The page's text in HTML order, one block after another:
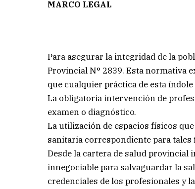
MARCO LEGAL
Para asegurar la integridad de la
Provincial N° 2839. Esta normativa
que cualquier práctica de esta
La obligatoria intervención de
examen o diagnóstico.
La utilización de espacios físicos
sanitaria correspondiente para tales
Desde la cartera de salud provincial
innegociable para salvaguardar la
credenciales de los profesionales y